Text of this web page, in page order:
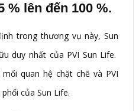
% lên đến 100 %.
trong thương vụ này, Sun
duy nhất của PVI Sun Life.
quan hệ chặt chẽ và PVI
của Sun Life.